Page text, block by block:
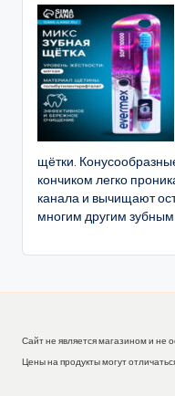
щётки.
кончиком легко
канала и вычищают
многим другим
Сайт не является магазином и не
Цены на продукты могут